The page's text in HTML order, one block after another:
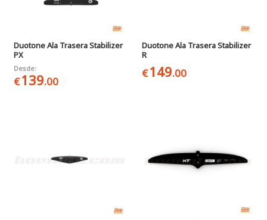
Duotone Ala Trasera Stabilizer
PX
Desde:
€139.00
Duotone Ala Trasera Stabilizer
R
€149.00